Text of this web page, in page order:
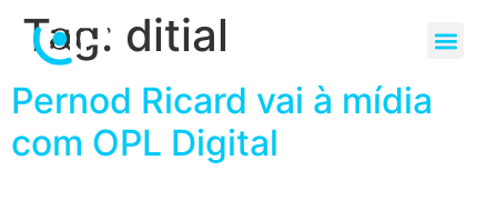
Tag: ditial
Pernod Ricard vai à mídia
com OPL Digital